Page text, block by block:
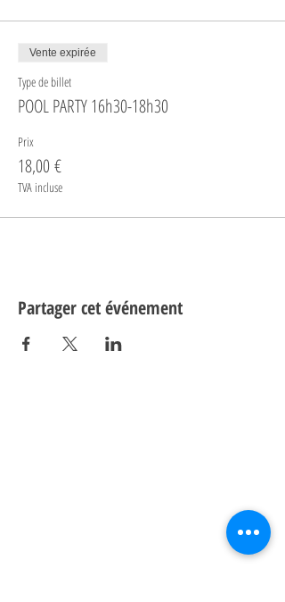
Vente expirée
Type de billet
POOL PARTY 16h30-18h30
Prix
18,00 €
TVA incluse
Partager cet événement